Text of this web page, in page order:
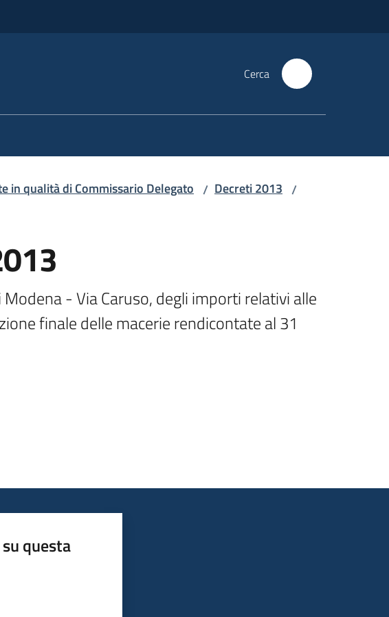
Cerca
in qualità di Commissario Delegato / Decreti 2013 /
- Via Caruso, degli importi relativi alle
finale delle macerie rendicontate al 31
questa